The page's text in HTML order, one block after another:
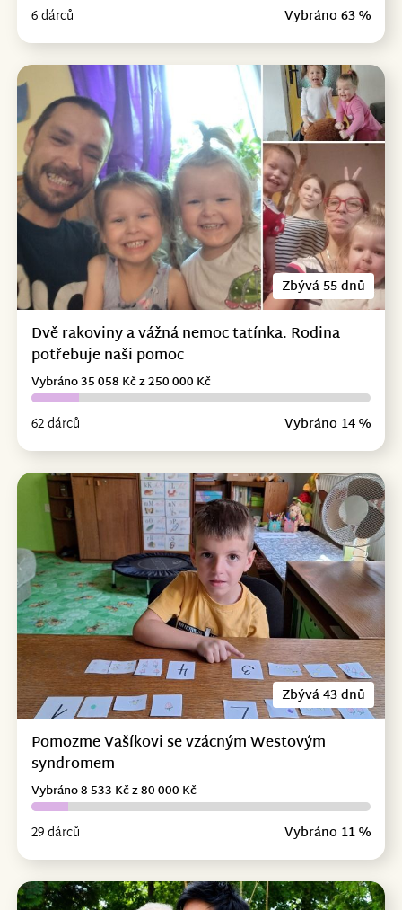
6 dárců Vybráno 63 %
Zbývá 55 dnů
Dvě rakoviny a vážná nemoc tatínka. Rodina
potřebuje naši pomoc
62 dárců Vybráno 14 %
Vybráno 35 058 Kč z 250 000 Kč
Zbývá 43 dnů
Pomozme Vašíkovi se vzácným Westovým
syndromem
29 dárců Vybráno 11 %
Vybráno 8 533 Kč z 80 000 Kč